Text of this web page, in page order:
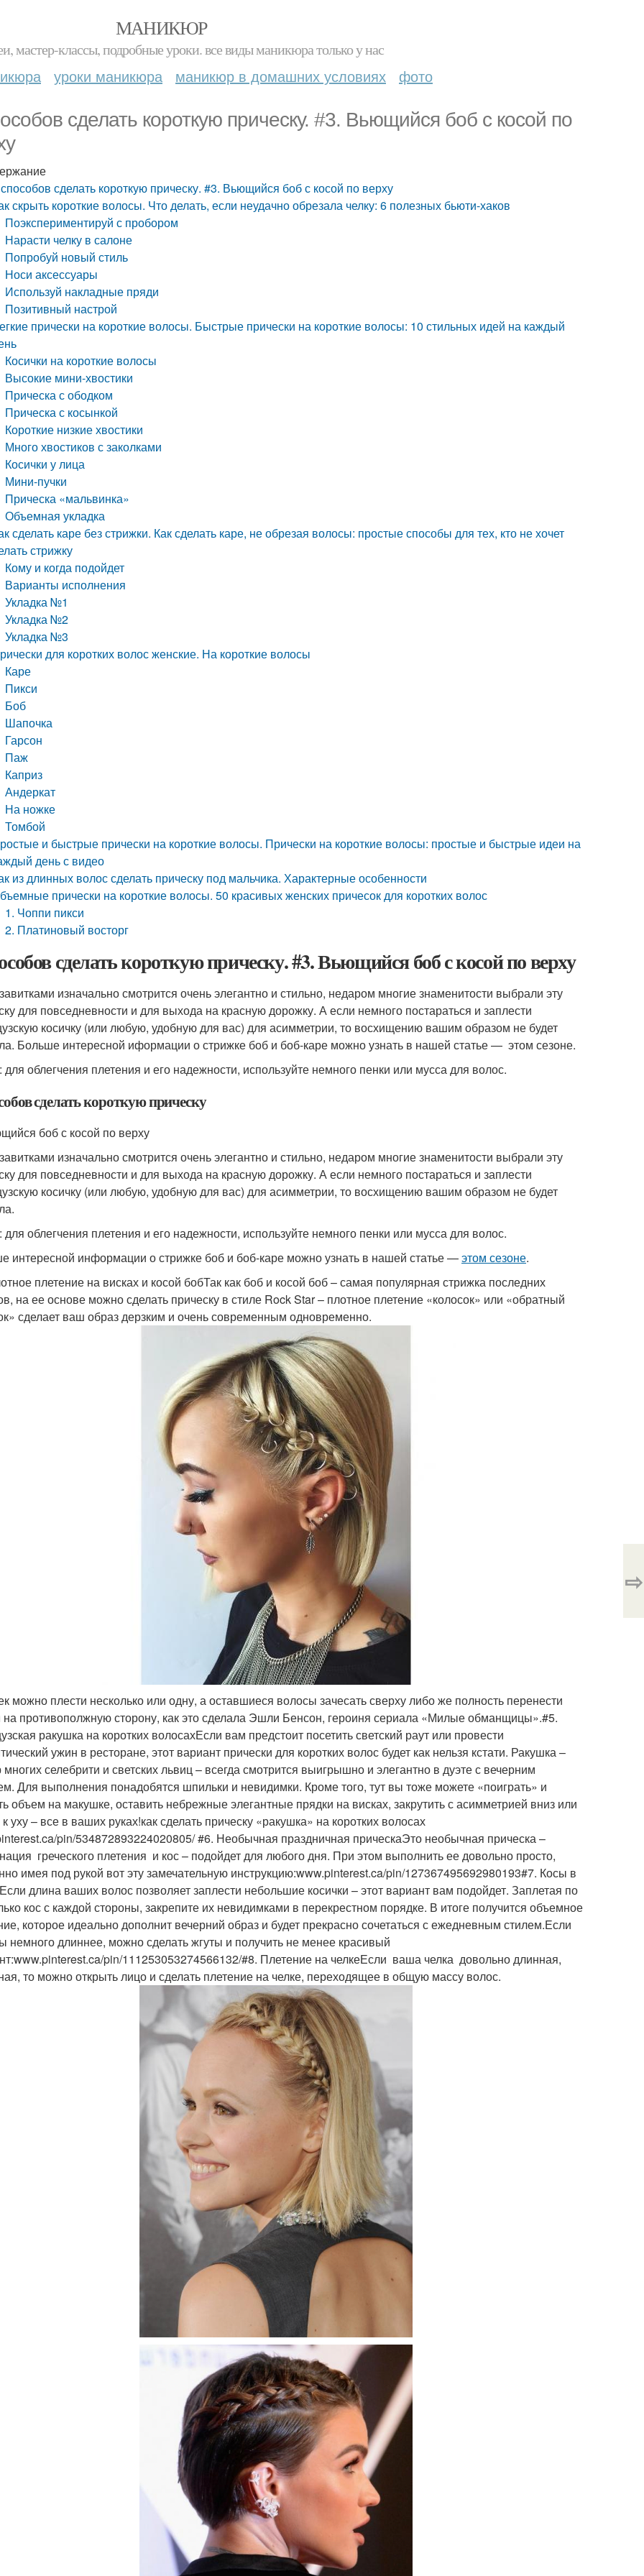
МАНИКЮР
мастер-классы, подробные уроки. все виды маникюра только у нас
уроки маникюра маникюр в домашних условиях фото
сделать короткую прическу. #3. Вьющийся боб с косой по
сделать короткую прическу. #3. Вьющийся боб с косой по верху
скрыть короткие волосы. Что делать, если неудачно обрезала челку: 6 полезных бьюти-хаков
Поэкспериментируй с пробором
Нарасти челку в салоне
Попробуй новый стиль
Носи аксессуары
Используй накладные пряди
Позитивный настрой
прически на короткие волосы. Быстрые прически на короткие волосы: 10 стильных идей на каждый
Косички на короткие волосы
Высокие мини-хвостики
Прическа с ободком
Прическа с косынкой
Короткие низкие хвостики
Много хвостиков с заколками
Косички у лица
Мини-пучки
Прическа «мальвинка»
Объемная укладка
сделать каре без стрижки. Как сделать каре, не обрезая волосы: простые способы для тех, кто не хочет
стрижку
Кому и когда подойдет
Варианты исполнения
Укладка №1
Укладка №2
Укладка №3
для коротких волос женские. На короткие волосы
Каре
Пикси
Боб
Шапочка
Гарсон
Паж
Каприз
Андеркат
На ножке
Томбой
и быстрые прически на короткие волосы. Прически на короткие волосы: простые и быстрые идеи на
день с видео
из длинных волос сделать прическу под мальчика. Характерные особенности
прически на короткие волосы. 50 красивых женских причесок для коротких волос
1. Чоппи пикси
2. Платиновый восторг
сделать короткую прическу. #3. Вьющийся боб с косой по верху
изначально смотрится очень элегантно и стильно, недаром многие знаменитости выбрали эту
для повседневности и для выхода на красную дорожку. А если немного постараться и заплести
косичку (или любую, удобную для вас) для асимметрии, то восхищению вашим образом не будет
Больше интересной иформации о стрижке боб и боб-каре можно узнать в нашей статье — этом сезоне.
для облегчения плетения и его надежности, используйте немного пенки или мусса для волос.
сделать короткую прическу
боб с косой по верху
изначально смотрится очень элегантно и стильно, недаром многие знаменитости выбрали эту
для повседневности и для выхода на красную дорожку. А если немного постараться и заплести
косичку (или любую, удобную для вас) для асимметрии, то восхищению вашим образом не будет
для облегчения плетения и его надежности, используйте немного пенки или мусса для волос.
интересной информации о стрижке боб и боб-каре можно узнать в нашей статье —этом сезоне.
плетение на висках и косой бобТак как боб и косой боб – самая популярная стрижка последних
на ее основе можно сделать прическу в стиле Rock Star – плотное плетение «колосок» или «обратный
сделает ваш образ дерзким и очень современным одновременно.
можно плести несколько или одну, а оставшиеся волосы зачесать сверху либо же полность перенести
противополжную сторону, как это сделала Эшли Бенсон, героиня сериала «Милые обманщицы».#5.
ракушка на коротких волосахЕсли вам предстоит посетить светский раут или провести
ужин в ресторане, этот вариант прически для коротких волос будет как нельзя кстати. Ракушка –
селебрити и светских львиц – всегда смотрится выигрышно и элегантно в дуэте с вечерним
Для выполнения понадобятся шпильки и невидимки. Кроме того, тут вы тоже можете «поиграть» и
объем на макушке, оставить небрежные элегантные прядки на висках, закрутить с асимметрией вниз или
уху – все в ваших руках!как сделать прическу «ракушка» на коротких волосах
pin/534872893224020805/ #6. Необычная праздничная прическаЭто необычная прическа –
греческого плетения и кос – подойдет для любого дня. При этом выполнить ее довольно просто,
имея под рукой вот эту замечательную инструкцию:www.pinterest.ca/pin/127367495692980193#7. Косы в
длина ваших волос позволяет заплести небольшие косички – этот вариант вам подойдет. Заплетая по
кос с каждой стороны, закрепите их невидимками в перекрестном порядке. В итоге получится объемное
которое идеально дополнит вечерний образ и будет прекрасно сочетаться с ежедневным стилем.Если
немного длиннее, можно сделать жгуты и получить не менее красивый
pin/111253053274566132/#8. Плетение на челкеЕсли ваша челка довольно длинная,
то можно открыть лицо и сделать плетение на челке, переходящее в общую массу волос.
⇨